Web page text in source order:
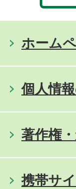
ホーム
個人情
著作権
携帯サ